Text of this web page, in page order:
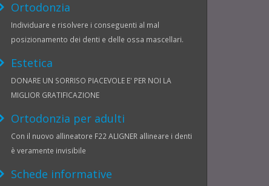
Ortodonzia
Individuare e risolvere i conseguenti al mal
posizionamento dei denti e delle ossa mascellari.
Estetica
DONARE UN SORRISO PIACEVOLE E' PER NOI LA
MIGLIOR GRATIFICAZIONE
Ortodonzia per adulti
Con il nuovo allineatore F22 ALIGNER allineare i denti
è veramente invisibile
Schede informative